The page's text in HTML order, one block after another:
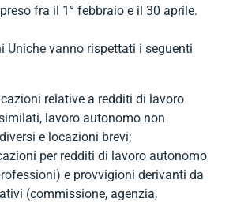
fra il 1° febbraio e il 30 aprile.
Uniche vanno rispettati i seguenti
relative a redditi di lavoro
lavoro autonomo non
e locazioni brevi;
per redditi di lavoro autonomo
e provvigioni derivanti da
(commissione, agenzia,